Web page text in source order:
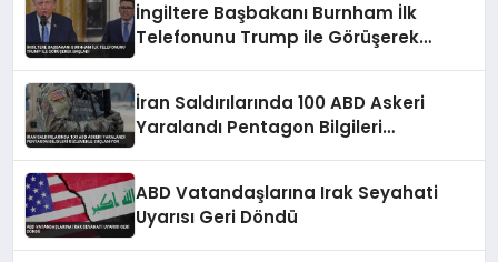
İngiltere Başbakanı Burnham İlk
Telefonunu Trump ile Görüşerek
İran Saldırılarında 100 ABD Askeri
Yaralandı Pentagon Bilgileri
ABD Vatandaşlarına Irak Seyahati
Uyarısı Geri Döndü